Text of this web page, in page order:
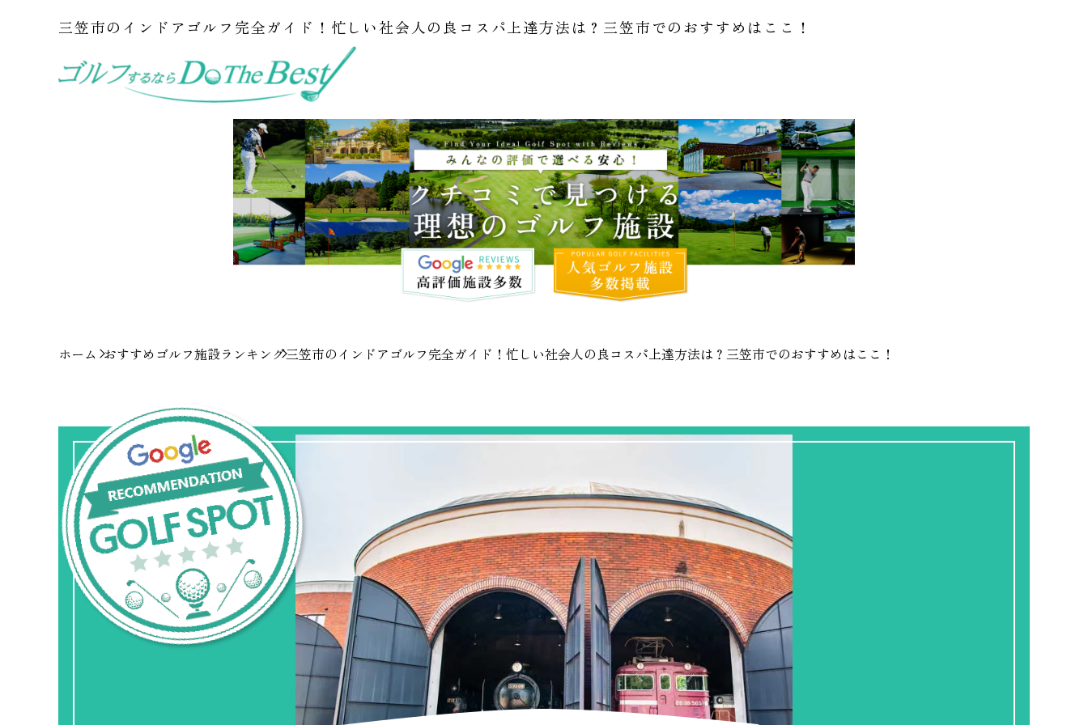
三笠市のインドアゴルフ完全ガイド！忙しい社会人の良コスパ上達方法は？三笠市でのおすすめはここ！
ホーム おすすめゴルフ施設ランキング三笠市のインドアゴルフ完全ガイド！忙しい社会人の良コスパ上達方法は？三笠市でのおすすめはここ！